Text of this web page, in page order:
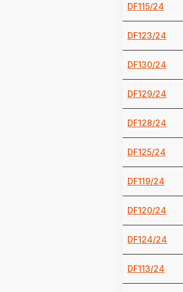
DF115/24
DF123/24
DF130/24
DF129/24
DF128/24
DF125/24
DF119/24
DF120/24
DF124/24
DF113/24